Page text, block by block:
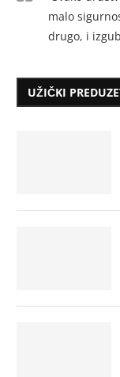
malo
drugo, i
UŽIČKI